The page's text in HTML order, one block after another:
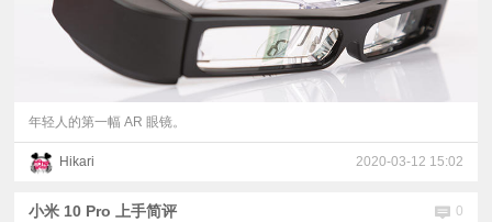
年轻人的第一幅 AR 眼镜。
Hikari 2020-03-12 15:02
小米 10 Pro 上手简评 0